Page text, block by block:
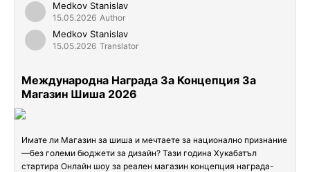
Medkov Stanislav
15.05.2026 Author
Medkov Stanislav
15.05.2026 Translator
Международна Награда За Концепция За
Магазин Шиша 2026
Имате ли Магазин за шиша и мечтаете за национално признание
—без големи бюджети за дизайн? Тази година Хукабатъл
стартира Онлайн шоу за реален магазин концепция награда-